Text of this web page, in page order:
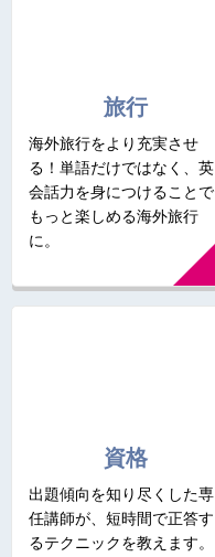
旅行
海外旅行をより充実させ
る！単語だけではなく、英
会話力を身につけることで
もっと楽しめる海外旅行
に。
資格
出題傾向を知り尽くした専
任講師が、短時間で正答す
るテクニックを教えます。